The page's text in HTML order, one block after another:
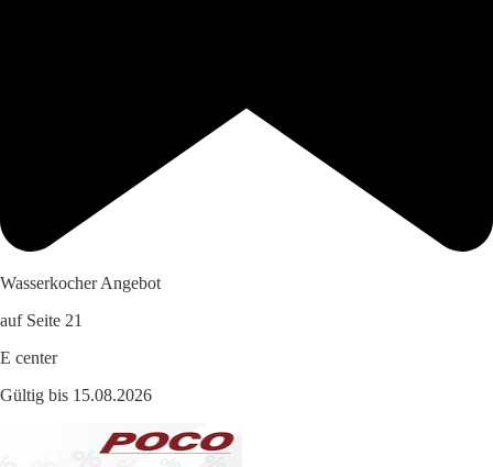
Wasserkocher Angebot
auf Seite 21
E center
Gültig bis 15.08.2026